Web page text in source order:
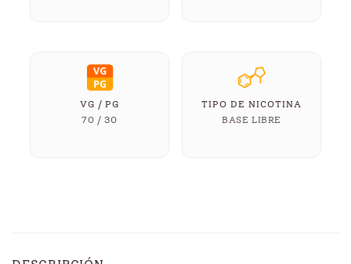
VG / PG
70 / 30
TIPO DE NICOTINA
BASE LIBRE